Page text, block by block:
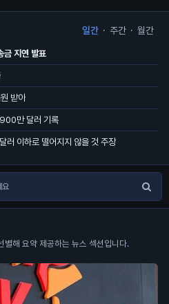
일간 · 주간 · 월간
금 지연 발표
받아
만 달러 기록
이하로 떨어지지 않을 것 주장
별해 요약 제공하는 뉴스 섹션입니다.